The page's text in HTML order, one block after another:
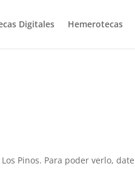
Digitales Hemerotecas
Pinos. Para poder verlo,